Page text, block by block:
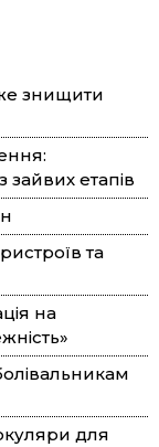
знищити
зайвих етапів
та
на
для